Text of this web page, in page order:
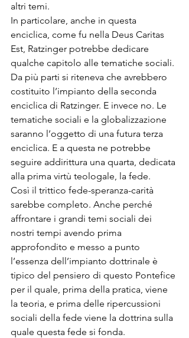
altri temi.
In particolare, anche in questa
enciclica, come fu nella Deus Caritas
Est, Ratzinger potrebbe dedicare
qualche capitolo alle tematiche sociali.
Da più parti si riteneva che avrebbero
costituito l’impianto della seconda
enciclica di Ratzinger. E invece no. Le
tematiche sociali e la globalizzazione
saranno l’oggetto di una futura terza
enciclica. E a questa ne potrebbe
seguire addirittura una quarta, dedicata
alla prima virtù teologale, la fede.
Così il trittico fede-speranza-carità
sarebbe completo. Anche perché
affrontare i grandi temi sociali dei
nostri tempi avendo prima
approfondito e messo a punto
l’essenza dell’impianto dottrinale è
tipico del pensiero di questo Pontefice
per il quale, prima della pratica, viene
la teoria, e prima delle ripercussioni
sociali della fede viene la dottrina sulla
quale questa fede si fonda.